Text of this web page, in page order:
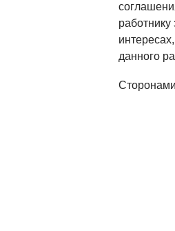
данного